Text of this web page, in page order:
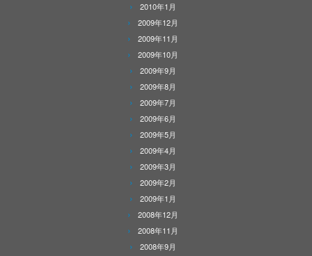
2010年1月
2009年12月
2009年11月
2009年10月
2009年9月
2009年8月
2009年7月
2009年6月
2009年5月
2009年4月
2009年3月
2009年2月
2009年1月
2008年12月
2008年11月
2008年9月